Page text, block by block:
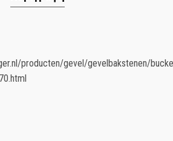
producten/gevel/gevelbakstenen/